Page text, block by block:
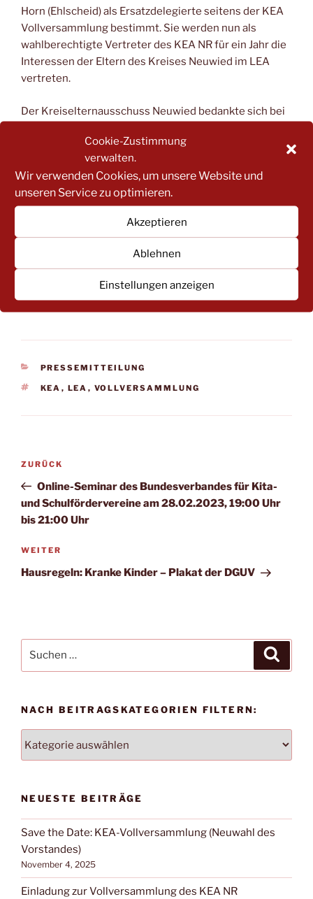
Cookie-Zustimmung
verwalten.
Wir verwenden Cookies, um unsere Website und
unseren Service zu optimieren.
Akzeptieren
Ablehnen
Einstellungen anzeigen
Horn (Ehlscheid) als Ersatzdelegierte seitens der KEA
Vollversammlung bestimmt. Sie werden nun als
wahlberechtigte Vertreter des KEA NR für ein Jahr die
Interessen der Eltern des Kreises Neuwied im LEA
vertreten.
Der Kreiselternausschuss Neuwied bedankte sich bei
Ersatzdelegierten und interessierten Eltern und
Sorgeberechtigten, die den Abend durch einen
anregenden Austausch bereichert haben und die
Themen der Elternausschüsse vor Ort platzierten.
Der KEA-Vorstand freut sich auf eine weiterhin gute
Fragen, Anregungen und Problemen rund um den Kita-
Bereich per E-Mail unter
KATEGORIEN
PRESSEMITTEILUNG
SCHLAGWÖRTER
KEA , LEA , VOLLVERSAMMLUNG
Beitrags-
Vorheriger
Beitrag
ZURÜCK
Online-Seminar des Bundesverbandes für Kita-
und Schulfördervereine am 28.02.2023, 19:00 Uhr
bis 21:00 Uhr
Nächster
Beitrag
WEITER
Hausregeln: Kranke Kinder – Plakat der DGUV
nach:
NACH BEITRAGSKATEGORIEN FILTERN:
BEITRAGSKATEGORIEN
NEUESTE BEITRÄGE
Save the Date: KEA-Vollversammlung (Neuwahl des
Vorstandes)
November 4, 2025
Einladung zur Vollversammlung des KEA NR